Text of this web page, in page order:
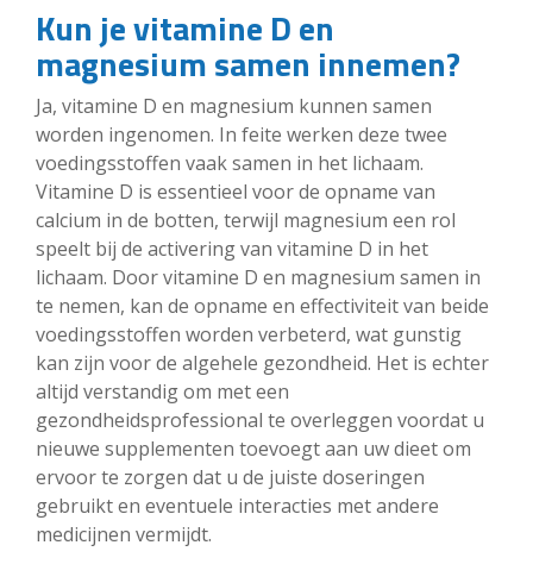
Kun je vitamine D en
magnesium samen innemen?
Ja, vitamine D en magnesium kunnen samen
worden ingenomen. In feite werken deze twee
voedingsstoffen vaak samen in het lichaam.
Vitamine D is essentieel voor de opname van
calcium in de botten, terwijl magnesium een rol
speelt bij de activering van vitamine D in het
lichaam. Door vitamine D en magnesium samen in
te nemen, kan de opname en effectiviteit van beide
voedingsstoffen worden verbeterd, wat gunstig
kan zijn voor de algehele gezondheid. Het is echter
altijd verstandig om met een
gezondheidsprofessional te overleggen voordat u
nieuwe supplementen toevoegt aan uw dieet om
ervoor te zorgen dat u de juiste doseringen
gebruikt en eventuele interacties met andere
medicijnen vermijdt.